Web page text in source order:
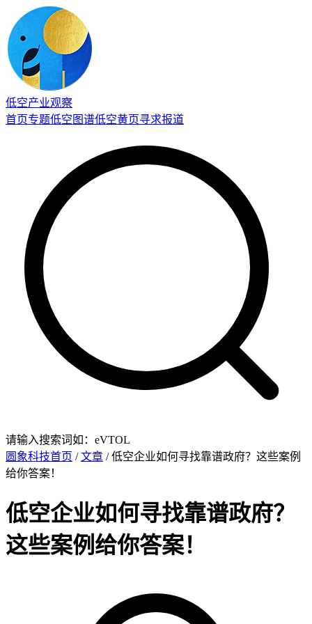
低空产业观察
首页专题低空图谱低空黄页寻求报道
请输入搜索词如：eVTOL
圆象科技首页 /文章 / 低空企业如何寻找靠谱政府？这些案例
给你答案！
低空企业如何寻找靠谱政府？
这些案例给你答案！